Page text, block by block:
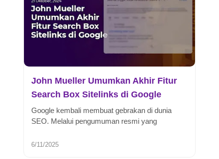
John Mueller Umumkan Akhir Fitur
Search Box Sitelinks di Google
Google kembali membuat gebrakan di dunia
SEO. Melalui pengumuman resmi yang
menyat...
6/11/2025